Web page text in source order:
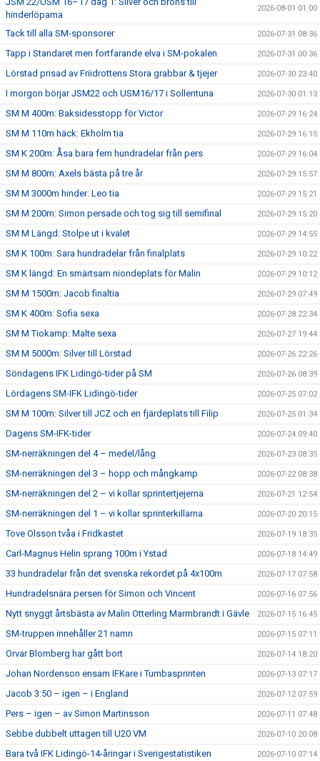
hinderlöparna
2026-08-01 01:00
Tack till alla SM-sponsorer 2026-07-31 08:36
Tapp i Standaret men fortfarande elva i SM-pokalen 2026-07-31 00:36
Lörstad prisad av Friidrottens Stora grabbar & tjejer 2026-07-30 23:40
I morgon börjar JSM22 och USM16/17 i Sollentuna 2026-07-30 01:13
SM M 400m: Baksidesstopp för Victor 2026-07-29 16:24
SM M 110m häck: Ekholm tia 2026-07-29 16:15
SM K 200m: Åsa bara fem hundradelar från pers 2026-07-29 16:04
SM M 800m: Axels bästa på tre år 2026-07-29 15:57
SM M 3000m hinder: Leo tia 2026-07-29 15:21
SM M 200m: Simon persade och tog sig till semifinal 2026-07-29 15:20
SM M Längd: Stolpe ut i kvalet 2026-07-29 14:55
SM K 100m: Sara hundradelar från finalplats 2026-07-29 10:22
SM K längd: En smärtsam niondeplats för Malin 2026-07-29 10:12
SM M 1500m: Jacob finaltia 2026-07-29 07:49
SM K 400m: Sofia sexa 2026-07-28 22:34
SM M Tiokamp: Malte sexa 2026-07-27 19:44
SM M 5000m: Silver till Lörstad 2026-07-26 22:26
Söndagens IFK Lidingö-tider på SM 2026-07-26 08:39
Lördagens SM-IFK Lidingö-tider 2026-07-25 07:02
SM M 100m: Silver till JCZ och en fjärdeplats till Filip 2026-07-25 01:34
Dagens SM-IFK-tider 2026-07-24 09:40
SM-nerräkningen del 4 – medel/lång 2026-07-23 08:35
SM-nerräkningen del 3 – hopp och mångkamp 2026-07-22 08:38
SM-nerräkningen del 2 – vi kollar sprintertjejerna 2026-07-21 12:54
SM-nerräkningen del 1 – vi kollar sprinterkillarna 2026-07-20 20:15
Tove Olsson tvåa i Fridkastet 2026-07-19 18:35
Carl-Magnus Helin sprang 100m i Ystad 2026-07-18 14:49
33 hundradelar från det svenska rekordet på 4x100m 2026-07-17 07:58
Hundradelsnära persen för Simon och Vincent 2026-07-16 07:56
Nytt snyggt årtsbästa av Malin Otterling Marmbrandt i Gävle 2026-07-15 16:45
SM-truppen innehåller 21 namn 2026-07-15 07:11
Orvar Blomberg har gått bort 2026-07-14 18:20
Johan Nordenson ensam IFKare i Tumbasprinten 2026-07-13 07:17
Jacob 3:50 – igen – i England 2026-07-12 07:59
Pers – igen – av Simon Martinsson 2026-07-11 07:48
Sebbe dubbelt uttagen till U20 VM 2026-07-10 20:08
Bara två IFK Lidingö-14-åringar i Sverigestatistiken 2026-07-10 07:14